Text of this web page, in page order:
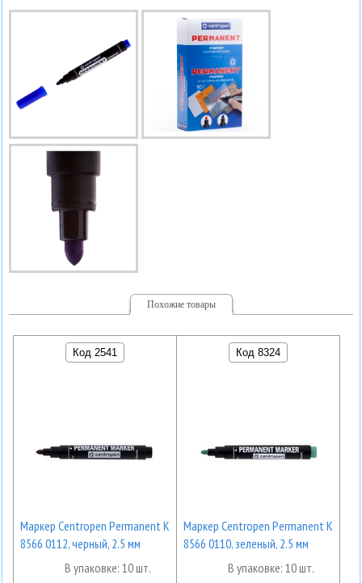
Похожие товары
Код 2541
Маркер Centropen Permanent K
8566 0112, черный, 2.5 мм
В упаковке: 10 шт.
Код 8324
Маркер Centropen Permanent K
8566 0110, зеленый, 2.5 мм
В упаковке: 10 шт.